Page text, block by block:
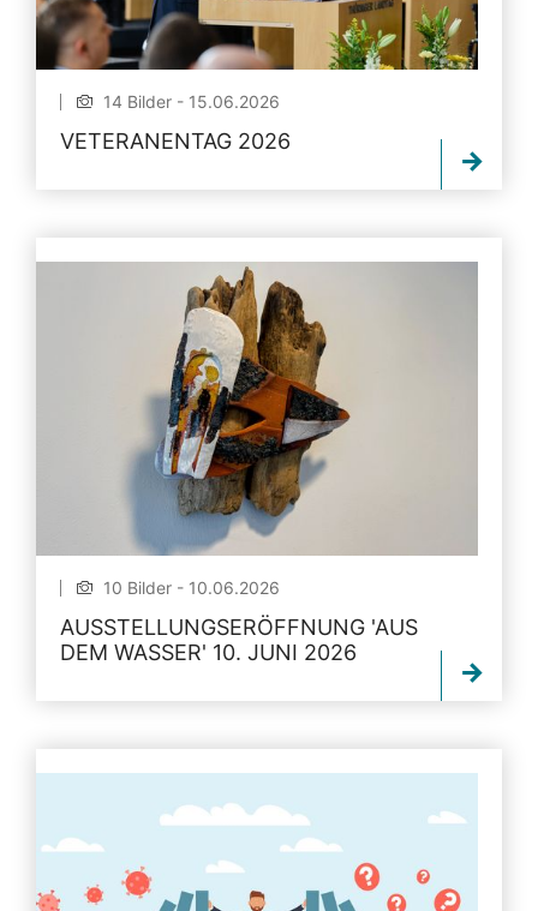
14 Bilder - 15.06.2026
VETERANENTAG 2026
10 Bilder - 10.06.2026
AUSSTELLUNGSERÖFFNUNG 'AUS
DEM WASSER' 10. JUNI 2026